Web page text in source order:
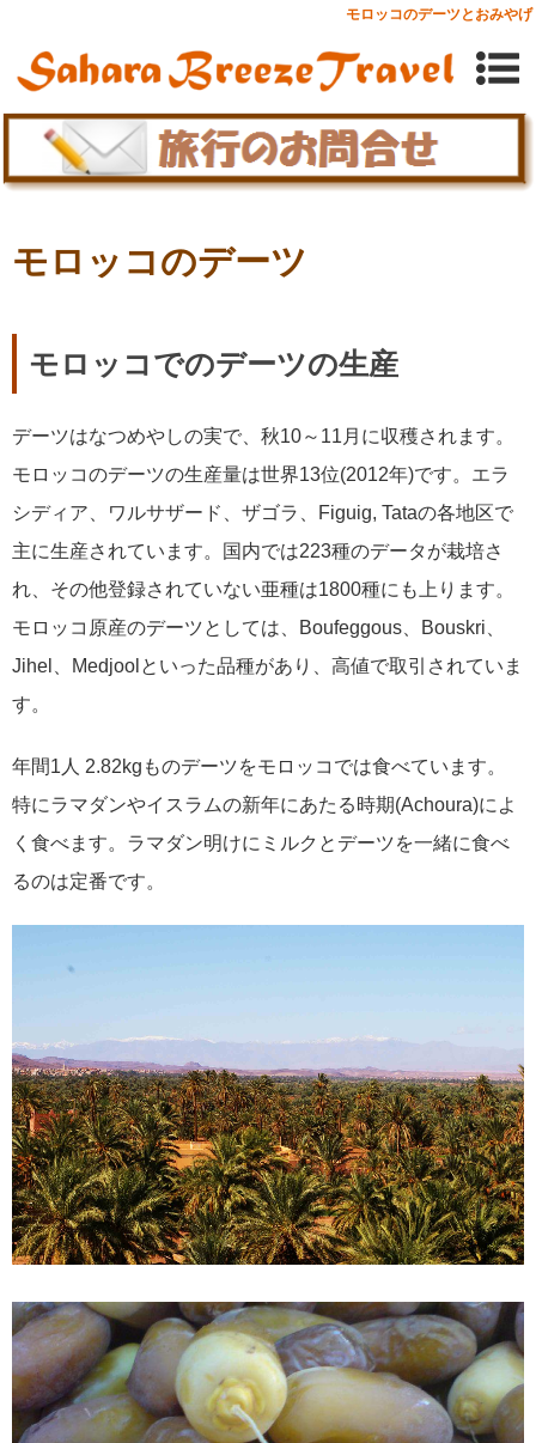
モロッコのデーツとおみやげ
モロッコのデーツ
モロッコでのデーツの生産
デーツはなつめやしの実で、秋10～11月に収穫されます。
モロッコのデーツの生産量は世界13位(2012年)です。エラ
シディア、ワルサザード、ザゴラ、Figuig, Tataの各地区で
主に生産されています。国内では223種のデータが栽培さ
れ、その他登録されていない亜種は1800種にも上ります。
モロッコ原産のデーツとしては、Boufeggous、Bouskri、
Jihel、Medjoolといった品種があり、高値で取引されていま
す。
年間1人 2.82kgものデーツをモロッコでは食べています。
特にラマダンやイスラムの新年にあたる時期(Achoura)によ
く食べます。ラマダン明けにミルクとデーツを一緒に食べ
るのは定番です。